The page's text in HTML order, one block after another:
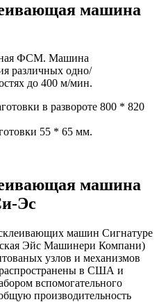
машина
ФСМ. Машина
различных одно/
до 400 м/мин.
в развороте 800 * 820
55 * 65 мм.
машина
Эс
машин Сигнатуре
Эйс Машинери Компани)
узлов и механизмов
в США и
вспомогательного
производительность